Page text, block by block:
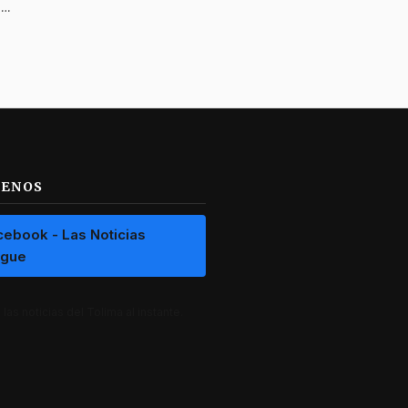
Denuncian asalto millonario con tachuelas en la vía Saldaña–Purificación
- Las Noticias